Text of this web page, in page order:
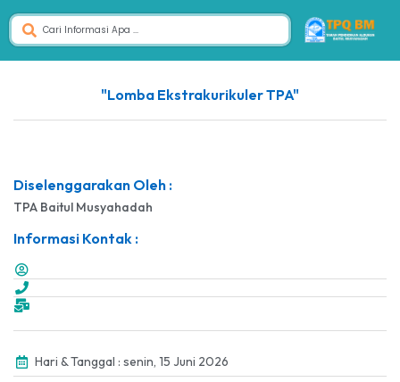
"Lomba Ekstrakurikuler TPA"
Diselenggarakan Oleh :
TPA Baitul Musyahadah
Informasi Kontak :
Hari & Tanggal : senin, 15 Juni 2026